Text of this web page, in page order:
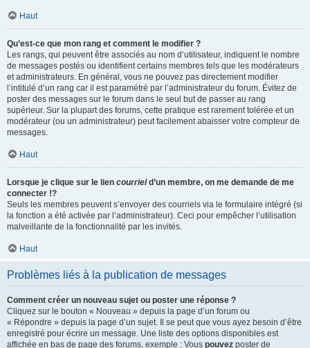
Haut
Qu’est-ce que mon rang et comment le modifier ?
Les rangs, qui peuvent être associés au nom d’utilisateur, indiquent le nombre
de messages postés ou identifient certains membres tels que les modérateurs
et administrateurs. En général, vous ne pouvez pas directement modifier
l’intitulé d’un rang car il est paramétré par l’administrateur du forum. Évitez de
poster des messages sur le forum dans le seul but de passer au rang
supérieur. Sur la plupart des forums, cette pratique est rarement tolérée et un
modérateur (ou un administrateur) peut facilement abaisser votre compteur de
messages.
Haut
Lorsque je clique sur le lien courrield’un membre, on me demande de me
connecter !?
Seuls les membres peuvent s’envoyer des courriels via le formulaire intégré (si
la fonction a été activée par l’administrateur). Ceci pour empêcher l’utilisation
malveillante de la fonctionnalité par les invités.
Haut
Problèmes liés à la publication de messages
Comment créer un nouveau sujet ou poster une réponse ?
Cliquez sur le bouton « Nouveau » depuis la page d’un forum ou
« Répondre » depuis la page d’un sujet. Il se peut que vous ayez besoin d’être
enregistré pour écrire un message. Une liste des options disponibles est
affichée en bas de page des forums, exemple : Vous pouvez poster de